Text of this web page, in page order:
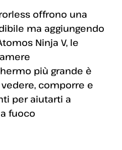
offrono una
ma aggiungendo
Ninja V, le
più grande è
comporre e
per aiutarti a
fuoco